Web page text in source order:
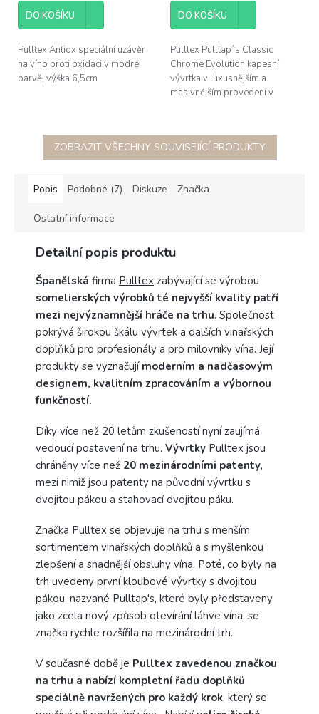
DO KOŠÍKU
Pulltex Antiox speciální uzávěr
na víno proti oxidaci v modré
barvě, výška 6,5cm
DO KOŠÍKU
Pulltex Pulltap´s Classic
Chrome Evolution kapesní
vývrtka v luxusnějším a
masivnějším provedení v
17,5cm
ZOBRAZIT VŠECHNY SOUVISEJÍCÍ PRODUKTY
Popis Podobné (7) Diskuze Značka
Ostatní informace
Detailní popis produktu
Španělská firma Pulltex zabývající se výrobou
somelierských výrobků té nejvyšší kvality patří
mezi nejvýznamnější hráče na trhu. Společnost
pokrývá širokou škálu vývrtek a dalších vinařských
doplňků pro profesionály a pro milovníky vína. Její
produkty se vyznačují moderním a nadčasovým
designem, kvalitním zpracováním a výbornou
funkčností.
Díky více než 20 letům zkušeností nyní zaujímá
vedoucí postavení na trhu. Vývrtky Pulltex jsou
chráněny více než 20 mezinárodními patenty,
mezi nimiž jsou patenty na původní vývrtku s
dvojitou pákou a stahovací dvojitou páku.
Značka Pulltex se objevuje na trhu s menším
sortimentem vinařských doplňků a s myšlenkou
zlepšení a snadnější obsluhy vína. Poté, co byly na
trh uvedeny první kloubové vývrtky s dvojitou
pákou, nazvané Pulltap's, které byly představeny
jako zcela nový způsob otevírání láhve vína, se
značka rychle rozšířila na mezinárodní trh.
V současné době je Pulltex zavedenou značkou
na trhu a nabízí kompletní řadu doplňků
speciálně navržených pro každý krok, který se